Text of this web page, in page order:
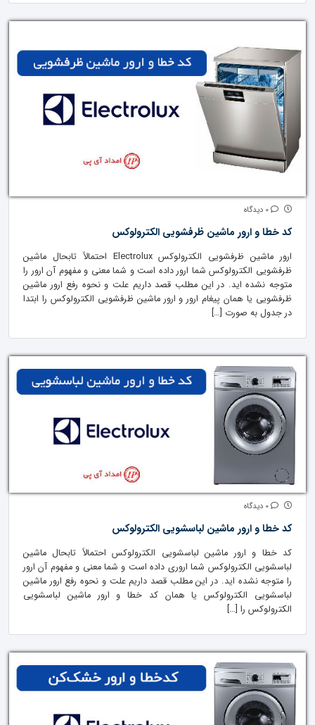
کد خطا و ارور ماشین ظرفشویی الکترولوکس
ارور ماشین ظرفشویی الکترولوکس Electrolux احتمالاً تابحال ماشین
ظرفشویی الکترولوکس شما ارور داده است و شما معنی و مفهوم آن ارور را
متوجه نشده اید. در این مطلب قصد داریم علت و نحوه رفع ارور ماشین
ظرفشویی یا همان پیغام ارور و ارور ماشین ظرفشویی الکترولوکس را ابتدا
در جدول به صورت […]
کد خطا و ارور ماشین لباسشویی الکترولوکس
کد خطا و ارور ماشین لباسشویی الکترولوکس احتمالاً تابحال ماشین
لباسشویی الکترولوکس شما اروری داده است و شما معنی و مفهوم آن ارور
را متوجه نشده اید. در این مطلب قصد داریم علت و نحوه رفع ارور ماشین
لباسشویی الکترولوکس یا همان کد خطا و ارور ماشین لباسشویی
الکترولوکس را […]